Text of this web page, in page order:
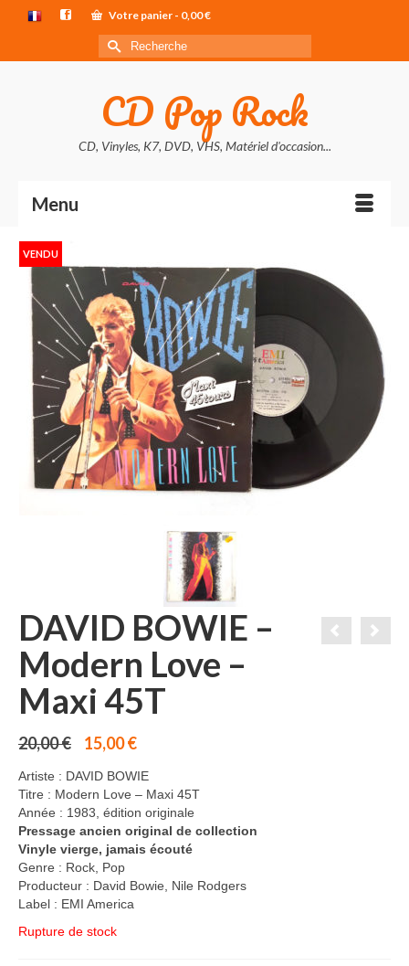
Votre panier - 0,00€
Rechercher :
CD Pop Rock
CD, Vinyles, K7, DVD, VHS, Matériel d'occasion...
Menu
VENDU
DAVID BOWIE –
Modern Love –
Maxi 45T
20,00€
Le
prix
initial
était :
20,00 €.
15,00€Le
actuel
est :
15,00 €.
Artiste : DAVID BOWIE
Titre : Modern Love – Maxi 45T
Année : 1983, édition originale
Pressage ancien original de collection
Vinyle vierge, jamais écouté
Genre : Rock, Pop
Producteur : David Bowie, Nile Rodgers
Label : EMI America
Rupture de stock